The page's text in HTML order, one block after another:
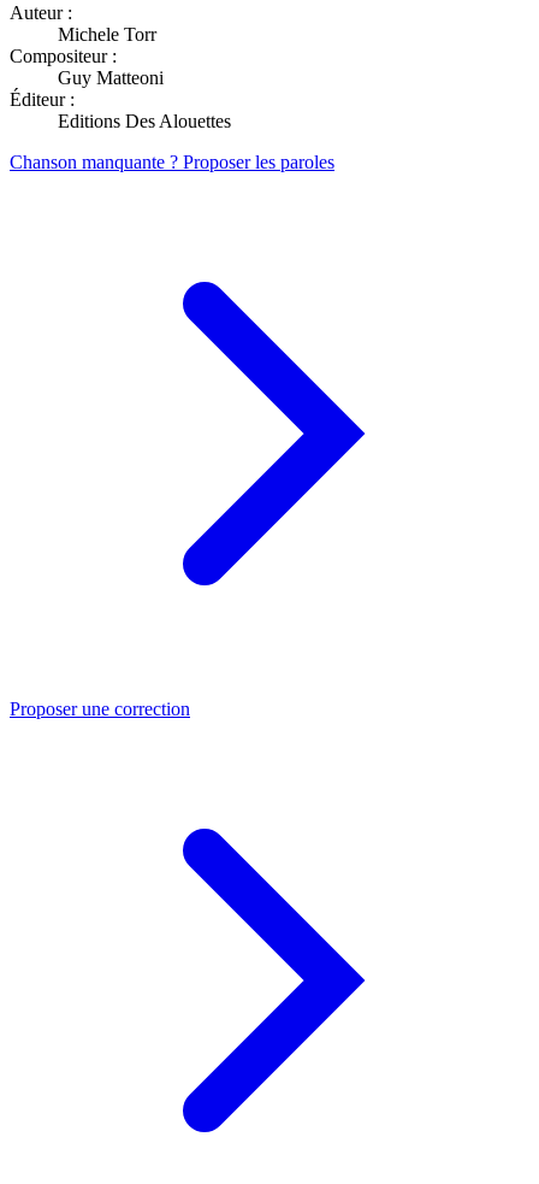
Auteur :
Michele Torr
Compositeur :
Guy Matteoni
Éditeur :
Editions Des Alouettes
Chanson manquante ? Proposer les paroles
Proposer une correction